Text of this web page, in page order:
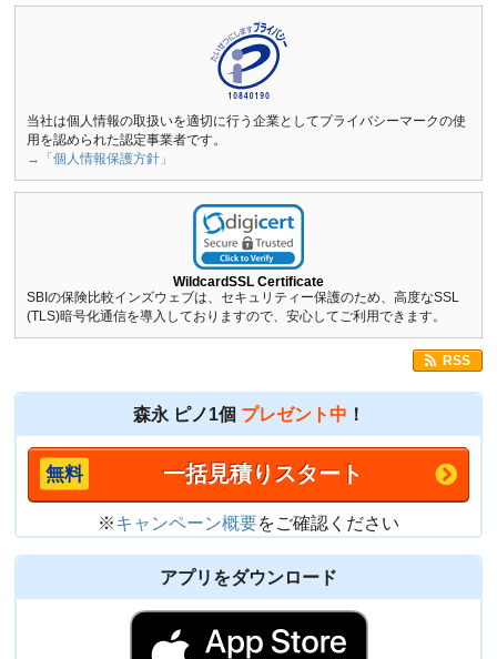
当社は個人情報の取扱いを適切に行う企業としてプライバシーマークの使
用を認められた認定事業者です。
→「個人情報保護方針」
WildcardSSL Certificate
SBIの保険比較インズウェブは、セキュリティー保護のため、高度なSSL
(TLS)暗号化通信を導入しておりますので、安心してご利用できます。
RSS
森永 ピノ1個 プレゼント中 ！
一括見積りスタート
※キャンペーン概要をご確認ください
アプリをダウンロード